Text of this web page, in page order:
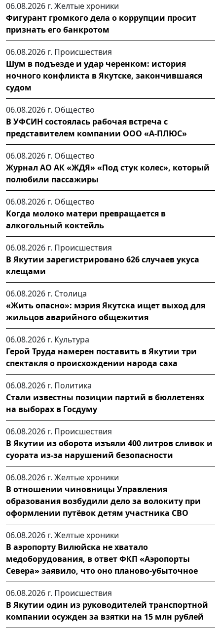
06.08.2026 г. Желтые хроники
Фигурант громкого дела о коррупции просит
признать его банкротом
06.08.2026 г. Происшествия
Шум в подъезде и удар черенком: история
ночного конфликта в Якутске, закончившаяся
судом
06.08.2026 г. Общество
В УФСИН состоялась рабочая встреча с
представителем компании ООО «А-ПЛЮС»
06.08.2026 г. Общество
Журнал АО АК «ЖДЯ» «Под стук колес», который
полюбили пассажиры
06.08.2026 г. Общество
Когда молоко матери превращается в
алкогольный коктейль
06.08.2026 г. Происшествия
В Якутии зарегистрировано 626 случаев укуса
клещами
06.08.2026 г. Столица
«Жить опасно»: мэрия Якутска ищет выход для
жильцов аварийного общежития
06.08.2026 г. Культура
Герой Труда намерен поставить в Якутии три
спектакля о происхождении народа саха
06.08.2026 г. Политика
Стали известны позиции партий в бюллетенях
на выборах в Госдуму
06.08.2026 г. Происшествия
В Якутии из оборота изъяли 400 литров сливок и
суората из-за нарушений безопасности
06.08.2026 г. Желтые хроники
В отношении чиновницы Управления
образования возбудили дело за волокиту при
оформлении путёвок детям участника СВО
06.08.2026 г. Желтые хроники
В аэропорту Вилюйска не хватало
медоборудования, в ответ ФКП «Аэропорты
Севера» заявило, что оно планово-убыточное
06.08.2026 г. Происшествия
В Якутии один из руководителей транспортной
компании осужден за взятки на 15 млн рублей